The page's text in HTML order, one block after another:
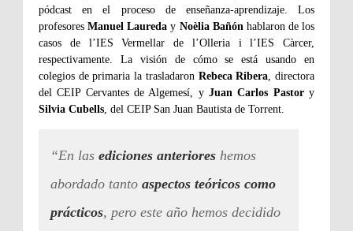
pódcast en el proceso de enseñanza-aprendizaje. Los
profesores Manuel Laureda y Noèlia Bañón hablaron de los
casos de l’IES Vermellar de l’Olleria i l’IES Càrcer,
respectivamente. La visión de cómo se está usando en
colegios de primaria la trasladaron Rebeca Ribera , directora
del CEIP Cervantes de Algemesí, y Juan Carlos Pastor y
Silvia Cubells , del CEIP San Juan Bautista de Torrent.
“En las ediciones anteriores hemos
abordado tanto aspectos teóricos como
prácticos, pero este año hemos decidido